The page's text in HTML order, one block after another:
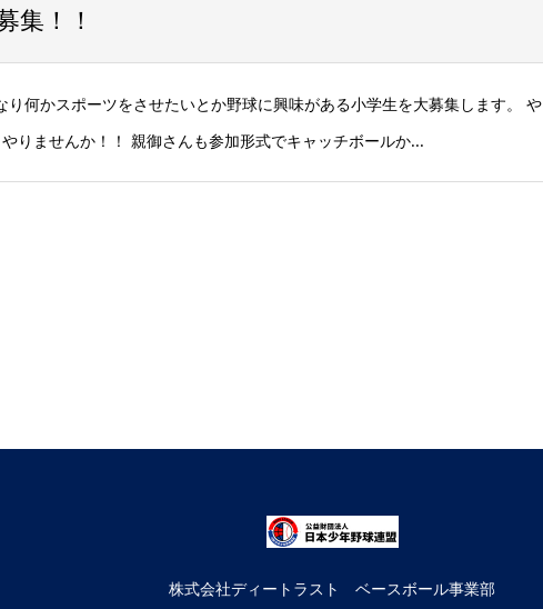
集！！
何かスポーツをさせたいとか野球に興味がある小学生を大募集します。 や
りませんか！！ 親御さんも参加形式でキャッチボールか...
株式会社ディートラスト ベースボール事業部